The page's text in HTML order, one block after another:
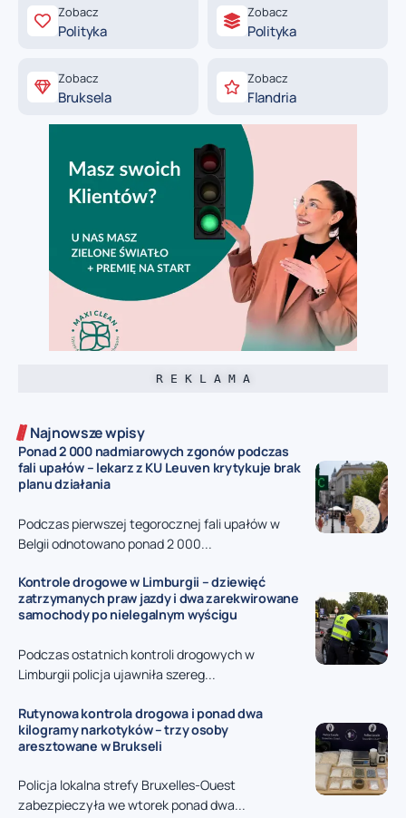
Zobacz
Polityka
Zobacz
Polityka
Zobacz
Bruksela
Zobacz
Flandria
R E K L A M A
Najnowsze wpisy
Ponad 2 000 nadmiarowych zgonów podczas
fali upałów – lekarz z KU Leuven krytykuje brak
planu działania
Podczas pierwszej tegorocznej fali upałów w
Belgii odnotowano ponad 2 000...
Kontrole drogowe w Limburgii – dziewięć
zatrzymanych praw jazdy i dwa zarekwirowane
samochody po nielegalnym wyścigu
Podczas ostatnich kontroli drogowych w
Limburgii policja ujawniła szereg...
Rutynowa kontrola drogowa i ponad dwa
kilogramy narkotyków – trzy osoby
aresztowane w Brukseli
Policja lokalna strefy Bruxelles-Ouest
zabezpieczyła we wtorek ponad dwa...